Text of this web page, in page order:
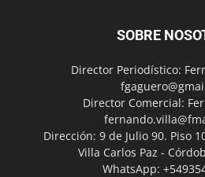
SOBRE
Director Periodístico:
Director Comercial:
Dirección: 9 de Julio 90. Piso
Villa Carlos Paz -
WhatsApp: